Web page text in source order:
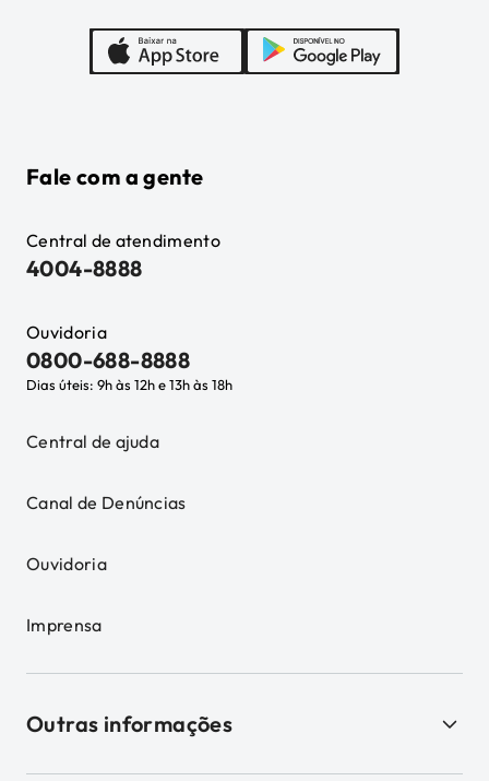
Fale com a gente
Central de atendimento
4004-8888
Ouvidoria
0800-688-8888
Dias úteis: 9h às 12h e 13h às 18h
Central de ajuda
Canal de Denúncias
Ouvidoria
Imprensa
Outras informações